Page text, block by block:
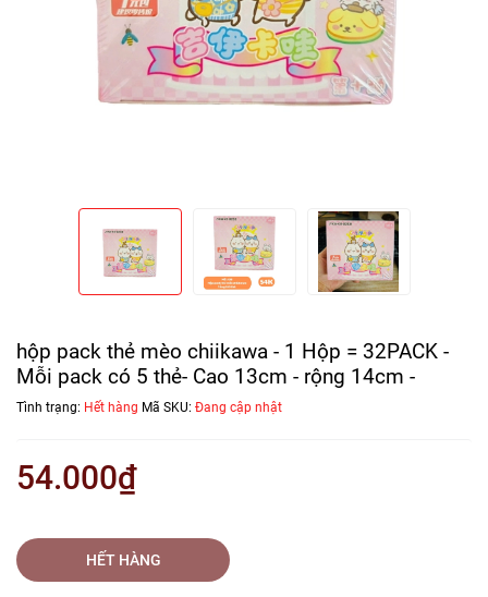
hộp pack thẻ mèo chiikawa - 1 Hộp = 32PACK -
Mỗi pack có 5 thẻ- Cao 13cm - rộng 14cm -
Tình trạng: Hết hàng Mã SKU: Đang cập nhật
54.000₫
HẾT HÀNG